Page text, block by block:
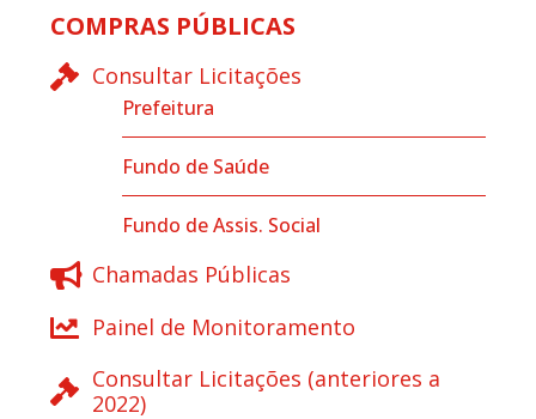
COMPRAS PÚBLICAS
Consultar Licitações
Prefeitura
Fundo de Saúde
Fundo de Assis. Social
Chamadas Públicas
Painel de Monitoramento
Consultar Licitações (anteriores a
2022)